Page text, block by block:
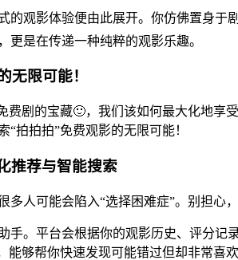
的观影体验便由此展开。你仿佛置身
更是在传递一种纯粹的观影乐趣。
无限可能！
费剧的宝藏🙂，我们该如何最大化地享
拍拍拍”免费观影的无限可能！
推荐与智能搜索
多人可能会陷入“选择困难症”。别担心
手。平台会根据你的观影历史、评分
能够帮你快速发现可能错过但却非常喜